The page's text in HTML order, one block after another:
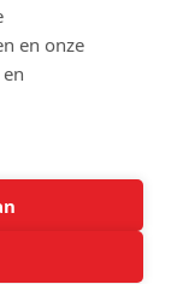
504.945 & 508.847 -
van
het BIV
en onze